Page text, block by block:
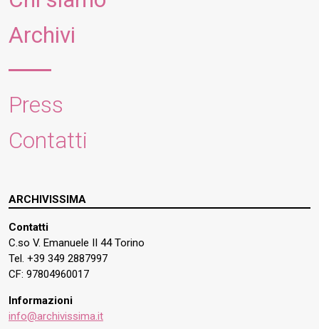
Archivi
Press
Contatti
ARCHIVISSIMA
Contatti
C.so V. Emanuele II 44 Torino
Tel. +39 349 2887997
CF: 97804960017
Informazioni
info@archivissima.it